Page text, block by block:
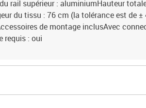
rail supérieur : aluminiumHauteur
du tissu : 76 cm (la tolérance est de ±
de montage inclusAvec
requis : oui